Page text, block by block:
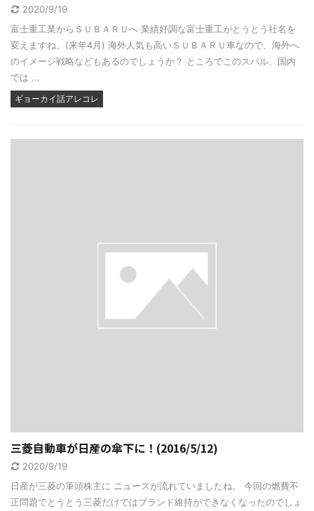
2020/9/19
富士重工業からＳＵＢＡＲＵへ 業績好調な富士重工がとうとう社名を
変えますね。(来年4月) 海外人気も高いＳＵＢＡＲＵ車なので、海外へ
のイメージ戦略などもあるのでしょうか？ ところでこのスバル、国内
では ...
ギョーカイ話アレコレ
三菱自動車が日産の傘下に！(2016/5/12)
2020/9/19
日産が三菱の筆頭株主に ニュースが流れていましたね。 今回の燃費不
正問題でとうとう三菱だけではブランド維持ができなくなったのでしょ